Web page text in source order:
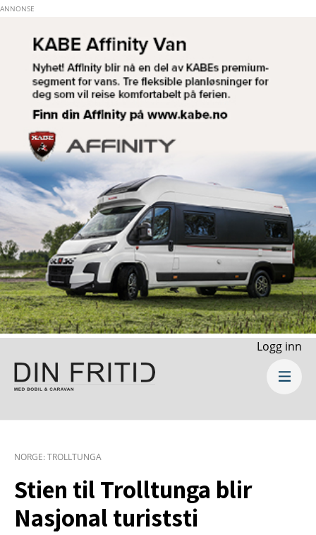
Logg inn
NORGE: TROLLTUNGA
Stien til Trolltunga blir
Nasjonal turiststi